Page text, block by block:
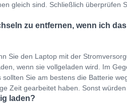
gleich sind. Schließlich überprüfen
zu entfernen, wenn ich
Sie den Laptop mit der
wenn sie vollgeladen wird. Im
Sie am bestens die Batterie
Zeit gearbeitet haben. Sonst würden
laden?